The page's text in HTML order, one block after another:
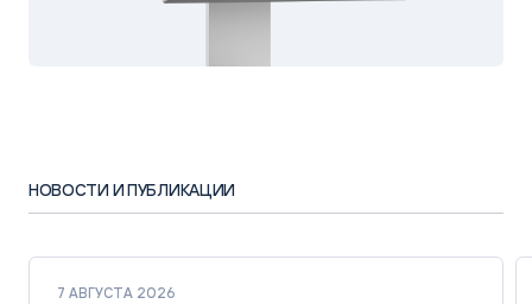
НОВОСТИ И ПУБЛИКАЦИИ
7 АВГУСТА 2026